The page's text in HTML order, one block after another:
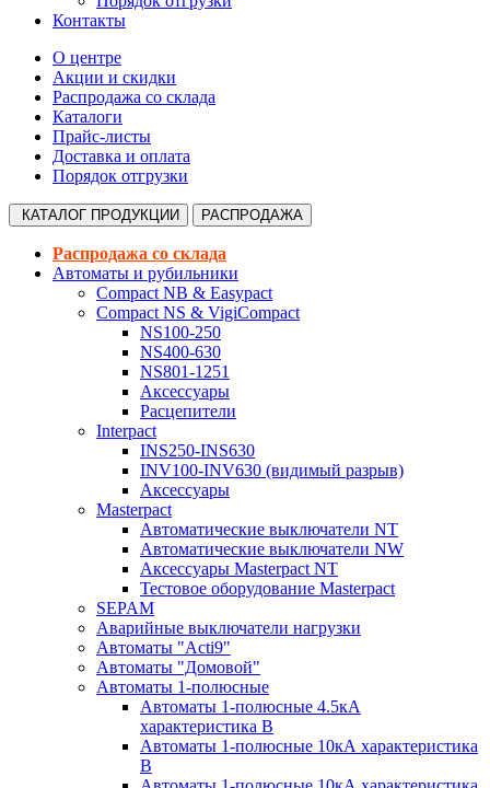
Контакты
О центре
Акции и скидки
Распродажа со склада
Каталоги
Прайс-листы
Доставка и оплата
Порядок отгрузки
КАТАЛОГ ПРОДУКЦИИ РАСПРОДАЖА
Распродажа со склада
Автоматы и рубильники
Compact NB & Easypact
Compact NS & VigiCompact
NS100-250
NS400-630
NS801-1251
Аксессуары
Расцепители
Interpact
INS250-INS630
INV100-INV630 (видимый разрыв)
Аксессуары
Masterpact
Автоматические выключатели NT
Автоматические выключатели NW
Аксессуары Masterpact NT
Тестовое оборудование Masterpact
SEPAM
Аварийные выключатели нагрузки
Автоматы "Acti9"
Автоматы "Домовой"
Автоматы 1-полюсные
Автоматы 1-полюсные 4.5кА
характеристика В
Автоматы 1-полюсные 10кА характеристика
B